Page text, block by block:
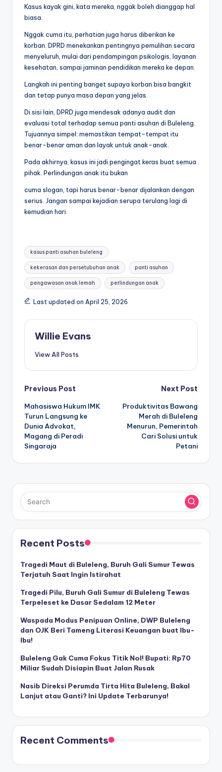
Kasus kayak gini, kata mereka, nggak boleh dianggap hal
biasa.
Nggak cuma itu, perhatian juga harus diberikan ke
korban. DPRD menekankan pentingnya pemulihan secara
menyeluruh, mulai dari pendampingan psikologis, layanan
kesehatan, sampai jaminan pendidikan mereka ke depan.
Langkah ini penting banget supaya korban bisa bangkit
dan tetap punya masa depan yang jelas.
Di sisi lain, DPRD juga mendesak adanya audit dan
evaluasi total terhadap semua panti asuhan di Buleleng.
Tujuannya simpel: memastikan tempat-tempat itu
benar-benar aman dan layak untuk anak-anak.
Pada akhirnya, kasus ini jadi pengingat keras buat semua
pihak. Perlindungan anak itu bukan
cuma slogan, tapi harus benar-benar dijalankan dengan
serius. Jangan sampai kejadian serupa terulang lagi di
kemudian hari.
Tags:
kasus panti asuhan buleleng
kekerasan dan persetubuhan anak panti asuhan
pengawasan anak lemah perlindungan anak
Last updated on April 25, 2026
Willie Evans
View All Posts
Post
navigation
Previous Post
Mahasiswa Hukum IMK
Turun Langsung ke
Dunia Advokat,
Magang di Peradi
Singaraja
Next Post
Produktivitas Bawang
Merah di Buleleng
Menurun, Pemerintah
Cari Solusi untuk
Petani
Recent Posts
Tragedi Maut di Buleleng, Buruh Gali Sumur Tewas
Terjatuh Saat Ingin Istirahat
Tragedi Pilu, Buruh Gali Sumur di Buleleng Tewas
Terpeleset ke Dasar Sedalam 12 Meter
Waspada Modus Penipuan Online, DWP Buleleng
dan OJK Beri Tameng Literasi Keuangan buat Ibu-
Ibu!
Buleleng Gak Cuma Fokus Titik Nol! Bupati: Rp70
Miliar Sudah Disiapin Buat Jalan Rusak
Nasib Direksi Perumda Tirta Hita Buleleng, Bakal
Lanjut atau Ganti? Ini Update Terbarunya!
Recent Comments